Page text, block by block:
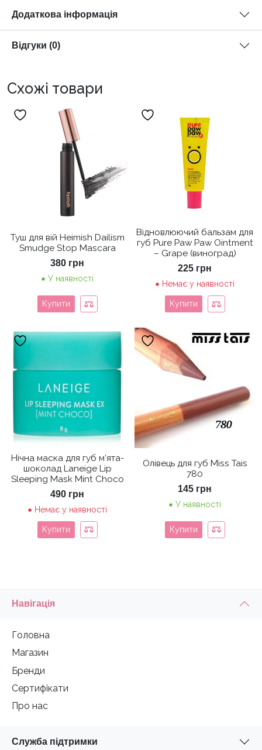
Додаткова інформація
Відгуки (0)
Схожі товари
Туш для вій Heimish Dailism
Smudge Stop Mascara
380 грн
У наявності
Купити
Відновлюючий бальзам для
губ Pure Paw Paw Ointment
– Grape (виноград)
225 грн
Немає у наявності
Купити
Нічна маска для губ м’ята-
шоколад Laneige Lip
Sleeping Mask Mint Choco
490 грн
Немає у наявності
Купити
Олівець для губ Miss Tais
780
145 грн
У наявності
Купити
Навігація
Головна
Магазин
Бренди
Сертифікати
Про нас
Служба підтримки